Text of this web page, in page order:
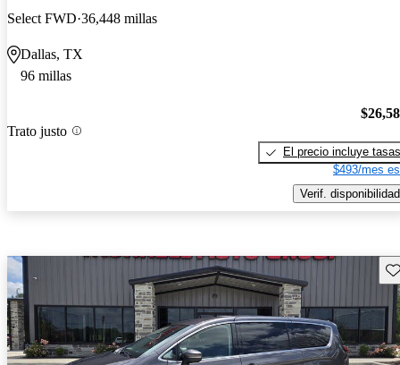
Select FWD 36,448 millas
Dallas, TX
96 millas
Trato justo
El precio incluye tasas
$493/mes
Verif. disponibilidad